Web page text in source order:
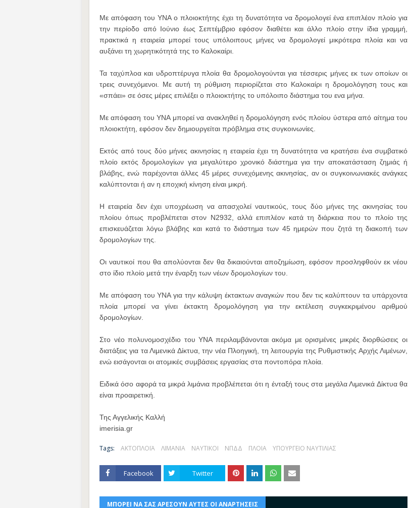
Με απόφαση του ΥΝΑ ο πλοιοκτήτης έχει τη δυνατότητα να δρομολογεί ένα επιπλέον πλοίο για
την περίοδο από Ιούνιο έως Σεπτέμβριο εφόσον διαθέτει και άλλο πλοίο στην ίδια γραμμή,
πρακτικά η εταιρεία μπορεί τους υπόλοιπους μήνες να δρομολογεί μικρότερα πλοία και να
αυξάνει τη χωρητικότητά της το Καλοκαίρι.
Τα ταχύπλοα και υδροπτέρυγα πλοία θα δρομολογούνται για τέσσερις μήνες εκ των οποίων οι
τρεις συνεχόμενοι. Με αυτή τη ρύθμιση περιορίζεται στο Καλοκαίρι η δρομολόγηση τους και
«σπάει» σε όσες μέρες επιλέξει ο πλοιοκτήτης το υπόλοιπο διάστημα του ενα μήνα.
Με απόφαση του ΥΝΑ μπορεί να ανακληθεί η δρομολόγηση ενός πλοίου ύστερα από αίτημα του
πλοιοκτήτη, εφόσον δεν δημιουργείται πρόβλημα στις συγκοινωνίες.
Εκτός από τους δύο μήνες ακινησίας η εταιρεία έχει τη δυνατότητα να κρατήσει ένα συμβατικό
πλοίο εκτός δρομολογίων για μεγαλύτερο χρονικό διάστημα για την αποκατάσταση ζημιάς ή
βλάβης, ενώ παρέχονται άλλες 45 μέρες συνεχόμενης ακινησίας, αν οι συγκοινωνιακές ανάγκες
καλύπτονται ή αν η εποχική κίνηση είναι μικρή.
Η εταιρεία δεν έχει υποχρέωση να απασχολεί ναυτικούς, τους δύο μήνες της ακινησίας του
πλοίου όπως προβλέπεται στον Ν2932, αλλά επιπλέον κατά τη διάρκεια που το πλοίο της
επισκευάζεται λόγω βλάβης και κατά το διάστημα των 45 ημερών που ζητά τη διακοπή των
δρομολογίων της.
Οι ναυτικοί που θα απολύονται δεν θα δικαιούνται αποζημίωση, εφόσον προσληφθούν εκ νέου
στο ίδιο πλοίο μετά την έναρξη των νέων δρομολογίων του.
Με απόφαση του ΥΝΑ για την κάλυψη έκτακτων αναγκών που δεν τις καλύπτουν τα υπάρχοντα
πλοία μπορεί να γίνει έκτακτη δρομολόγηση για την εκτέλεση συγκεκριμένου αριθμού
δρομολογίων.
Στο νέο πολυνομοσχέδιο του ΥΝΑ περιλαμβάνονται ακόμα με ορισμένες μικρές διορθώσεις οι
διατάξεις για τα Λιμενικά Δίκτυα, την νέα Πλοηγική, τη λειτουργία της Ρυθμιστικής Αρχής Λιμένων,
ενώ εισάγονται οι ατομικές συμβάσεις εργασίας στα ποντοπόρα πλοία.
Ειδικά όσο αφορά τα μικρά λιμάνια προβλέπεται ότι η ένταξή τους στα μεγάλα Λιμενικά Δίκτυα θα
είναι προαιρετική.
Της Αγγελικής Καλλή
imerisia.gr
Tags: ΑΚΤΟΠΛΟΪΑ ΛΙΜΑΝΙΑ ΝΑΥΤΙΚΟΙ ΝΠΔΔ ΠΛΟΙΑ ΥΠΟΥΡΓΕΙΟ ΝΑΥΤΙΛΙΑΣ
Facebook Twitter
ΜΠΟΡΕΙ ΝΑ ΣΑΣ ΑΡΕΣΟΥΝ ΑΥΤΕΣ ΟΙ ΑΝΑΡΤΗΣΕΙΣ